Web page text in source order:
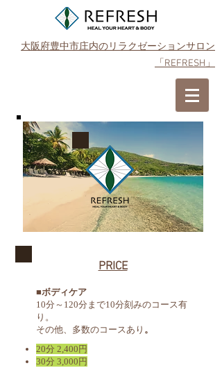
大阪府豊中市庄内のリラクゼーションサロン
「REFRESH」
PRICE
■ボディケア
10分～120分まで10分刻みのコース有
り。​
その他、多数のコースあり 。
20分 2,400円
30分 3,000円